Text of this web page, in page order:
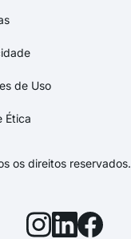
de Uso
Ética
os direitos reservados.